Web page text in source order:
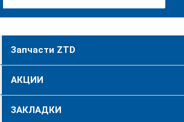
Запчасти ZTD
АКЦИИ
ЗАКЛАДКИ